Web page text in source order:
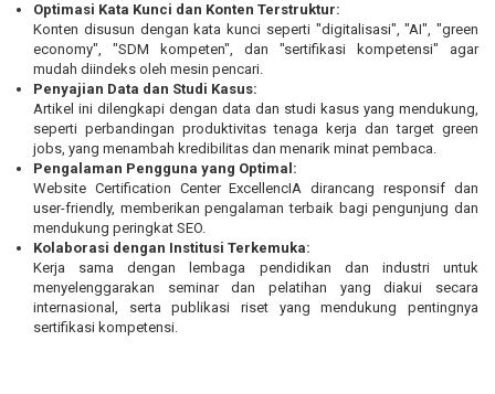
Optimasi Kata Kunci dan Konten Terstruktur:
Konten disusun dengan kata kunci seperti "digitalisasi", "AI", "green
economy", "SDM kompeten", dan "sertifikasi kompetensi" agar
mudah diindeks oleh mesin pencari.
Penyajian Data dan Studi Kasus:
Artikel ini dilengkapi dengan data dan studi kasus yang mendukung,
seperti perbandingan produktivitas tenaga kerja dan target green
jobs, yang menambah kredibilitas dan menarik minat pembaca.
Pengalaman Pengguna yang Optimal:
Website Certification Center ExcellencIA dirancang responsif dan
user-friendly, memberikan pengalaman terbaik bagi pengunjung dan
mendukung peringkat SEO.
Kolaborasi dengan Institusi Terkemuka:
Kerja sama dengan lembaga pendidikan dan industri untuk
menyelenggarakan seminar dan pelatihan yang diakui secara
internasional, serta publikasi riset yang mendukung pentingnya
sertifikasi kompetensi.